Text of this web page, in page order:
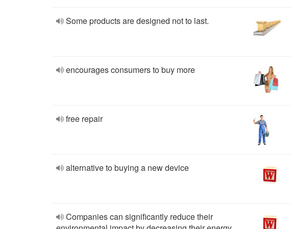
Some products are designed not to last.
encourages consumers to buy more
free repair
alternative to buying a new device
Companies can significantly reduce their